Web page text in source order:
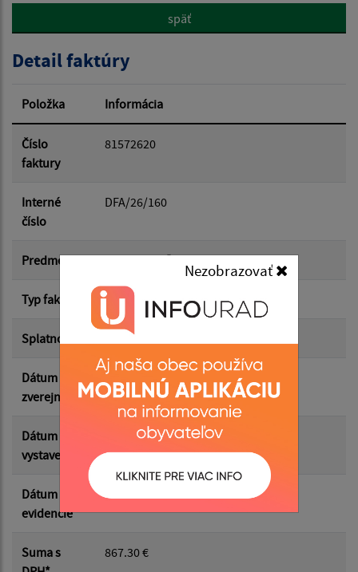
Nezobrazovať
Hľadať v:
Dátum od:
Dátum do:
Suma od:
Suma do:
Filtrovať Reset
späť
Detail faktúry
Položka Informácia
Číslo
faktury
81572620
Interné
číslo
DFA/26/160
Predmet Potraviny ZŠ
Typ faktúry dodávateľská
Splatnosť 10.05.2026
Dátum
zverejnenia
11.05.2026
Dátum
vystavenia
30.04.2026
Dátum
evidencie
30.04.2026
Suma s
867.30 €